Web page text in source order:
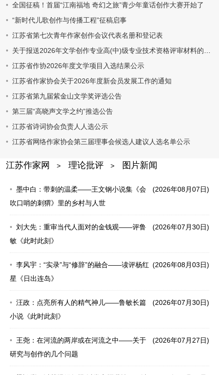
全国征稿！首届“江南福地 奇幻之旅”青少年童话创作大赛开始了
“新时代儿歌创作与传播工程”征稿启事
江苏省第七次青年作家创作会议代表名册和登记表
关于报送2026年文学创作专业高(中)级专业技术资格评审材料的通知
江苏省作协2026年度文学项目入选结果公示
江苏省作家协会关于2026年度新会员发展工作的通知
江苏省第九届紫金山文学奖评选公告
第三届“高晓声文学之约”推选公告
江苏省诗词协会负责人人选公示
江苏省网络作家协会第三届理事会候选人建议人选名单公示
江苏作家网 > 理论批评 > 图片新闻
(2026年08月07日)
墨中白：带刺的温柔——王文钢小说集《会
吹口哨的刺猬》里的乡村与人世
(2026年07月30日)
刘大先：重审当代人面对的金钱观——评鲁
敏《此时此刻》
(2026年08月03日)
李风宇：“实录”与“修辞”的融合——读评杨红
星《日出连岛》
(2026年07月30日)
汪政：点亮所有人的精气神儿——鲁敏长篇
小说《此时此刻》
(2026年07月27日)
王尧：在河流的两岸或在河流之中——关于
研究与创作的几个问题